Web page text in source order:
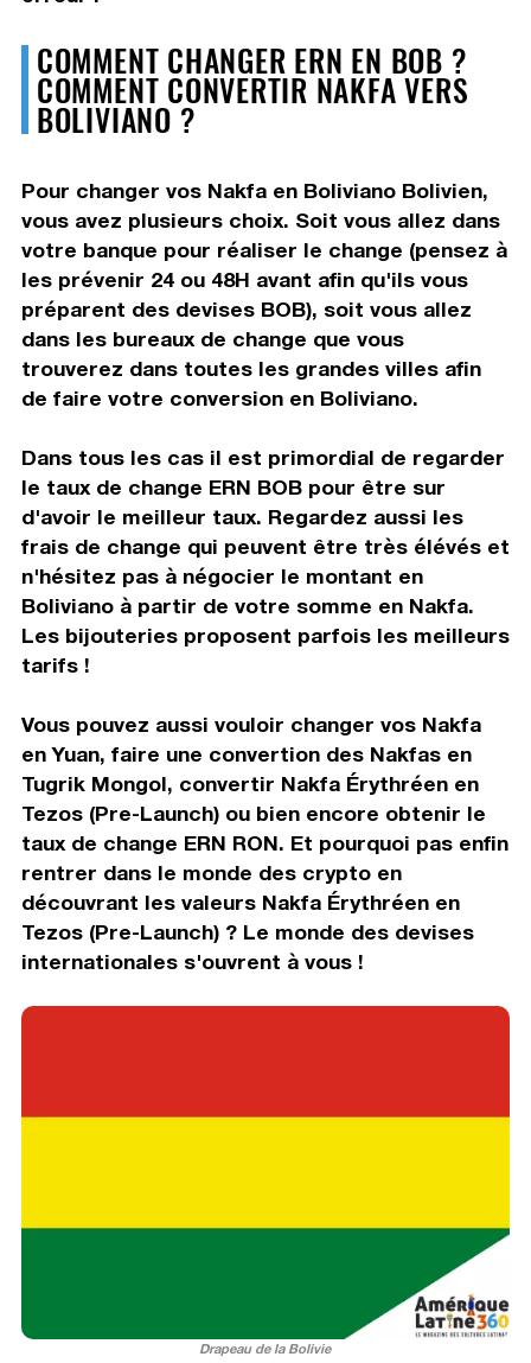
COMMENT CHANGER ERN EN BOB ?
COMMENT CONVERTIR NAKFA VERS
BOLIVIANO ?
Pour changer vos Nakfa en Boliviano Bolivien,
vous avez plusieurs choix. Soit vous allez dans
votre banque pour réaliser le change (pensez à
les prévenir 24 ou 48H avant afin qu'ils vous
préparent des devises BOB), soit vous allez
dans les bureaux de change que vous
trouverez dans toutes les grandes villes afin
de faire votre conversion en Boliviano.
Dans tous les cas il est primordial de regarder
le taux de change ERN BOB pour être sur
d'avoir le meilleur taux. Regardez aussi les
frais de change qui peuvent être très élévés et
n'hésitez pas à négocier le montant en
Boliviano à partir de votre somme en Nakfa.
Les bijouteries proposent parfois les meilleurs
tarifs !
Vous pouvez aussi vouloir changer vos Nakfa
en Yuan, faire une convertion des Nakfas en
Tugrik Mongol, convertir Nakfa Érythréen en
Tezos (Pre-Launch) ou bien encore obtenir le
taux de change ERN RON. Et pourquoi pas enfin
rentrer dans le monde des crypto en
découvrant les valeurs Nakfa Érythréen en
Tezos (Pre-Launch) ? Le monde des devises
internationales s'ouvrent à vous !
Drapeau de la Bolivie